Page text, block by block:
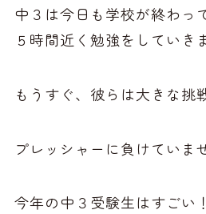
中３は今日も学校が終わっ
５時間近く勉強をしていき
もうすぐ、彼らは大きな挑
プレッシャーに負けていま
今年の中３受験生はすごい！